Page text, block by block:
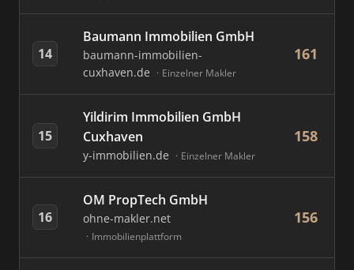
14
Baumann Immobilien GmbH
baumann-immobilien-
cuxhaven.de
Einzelner Makler
161
15
Yildirim Immobilien GmbH
Cuxhaven
y-immobilien.de Einzelner Makler
158
16
OM PropTech GmbH
ohne-makler.net
Immobilienplattform
156